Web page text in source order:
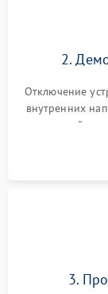
2.
Отключение
внутренних
задней
3.